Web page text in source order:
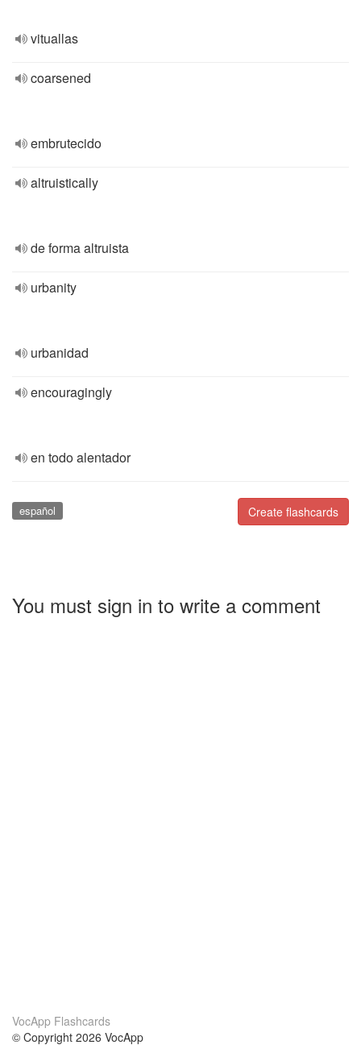
vituallas
coarsened
embrutecido
altruistically
de forma altruista
urbanity
urbanidad
encouragingly
en todo alentador
Create flashcards
español
You must sign in to write a comment
VocApp Flashcards
© Copyright 2026 VocApp